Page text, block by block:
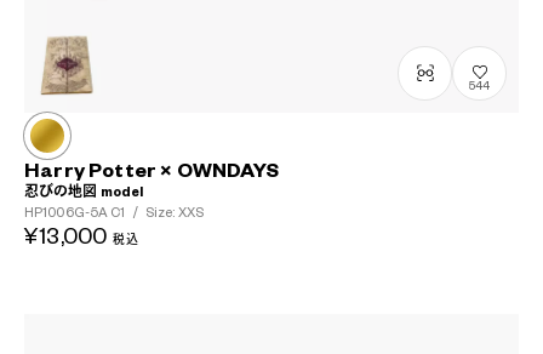
544
Harry Potter × OWNDAYS
忍びの地図 model
HP1006G-5A C1 / Size: XXS
¥13,000 税込